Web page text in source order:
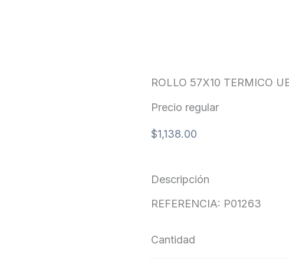
ROLLO 57X10 TERMICO
Precio regular
$1,138.00
Descripción
REFERENCIA: P01263
Cantidad